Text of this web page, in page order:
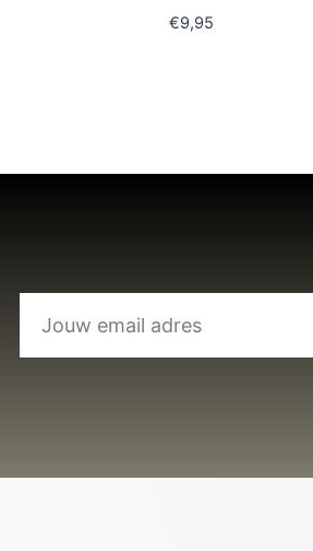
€9,95